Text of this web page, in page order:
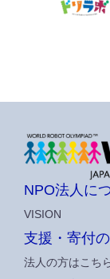
NPO法人に
VISION
支援・寄付
法人の方はこち